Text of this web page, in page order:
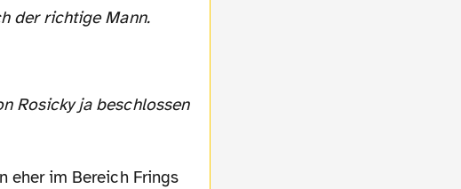
der richtige Mann.
eher im Bereich Frings